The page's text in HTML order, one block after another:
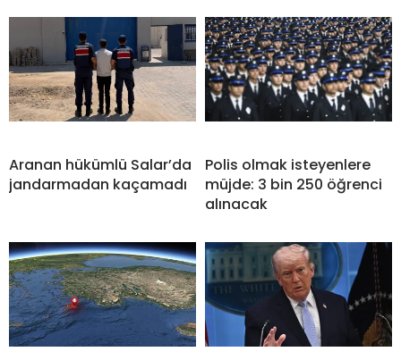
Aranan hükümlü Salar’da
jandarmadan kaçamadı
Polis olmak isteyenlere
müjde: 3 bin 250 öğrenci
alınacak